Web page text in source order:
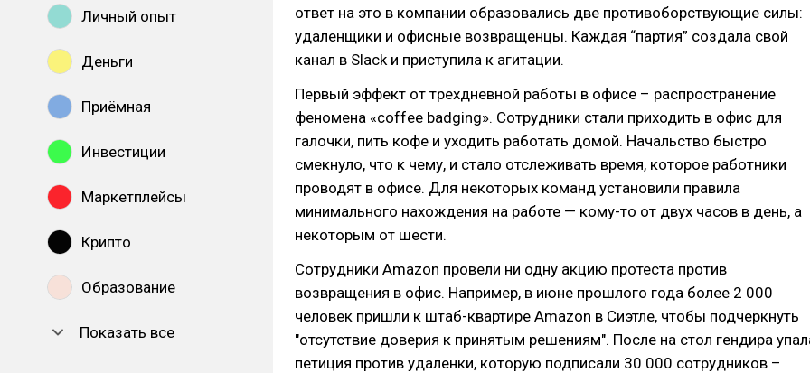
Личный опыт
Деньги
Приёмная
Инвестиции
Маркетплейсы
Крипто
Образование
Показать все
ответ на это в компании образовались две противоборствующие силы:
удаленщики и офисные возвращенцы. Каждая “партия” создала свой
канал в Slack и приступила к агитации.
Первый эффект от трехдневной работы в офисе – распространение
феномена «coffee badging». Сотрудники стали приходить в офис для
галочки, пить кофе и уходить работать домой. Начальство быстро
смекнуло, что к чему, и стало отслеживать время, которое работники
проводят в офисе. Для некоторых команд установили правила
минимального нахождения на работе — кому-то от двух часов в день, а
некоторым от шести.
Сотрудники Amazon провели ни одну акцию протеста против
возвращения в офис. Например, в июне прошлого года более 2 000
человек пришли к штаб-квартире Amazon в Сиэтле, чтобы подчеркнуть
"отсутствие доверия к принятым решениям". После на стол гендира
петиция против удаленки, которую подписали 30 000 сотрудников –